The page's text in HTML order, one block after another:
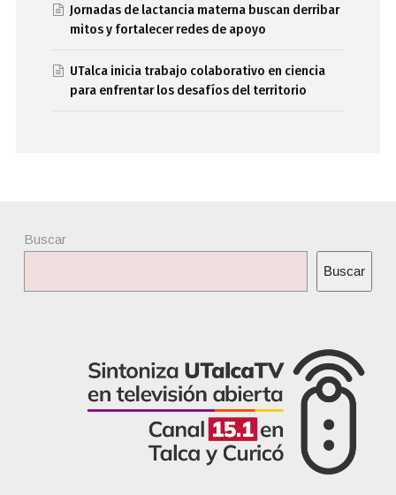
Jornadas de lactancia materna buscan derribar
mitos y fortalecer redes de apoyo
UTalca inicia trabajo colaborativo en ciencia
para enfrentar los desafíos del territorio
Buscar
Buscar